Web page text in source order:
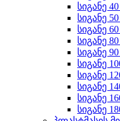
სიგანე
სიგანე
სიგანე
სიგანე
სიგანე
სიგანე
სიგანე
სიგანე
სიგანე
სიგანე